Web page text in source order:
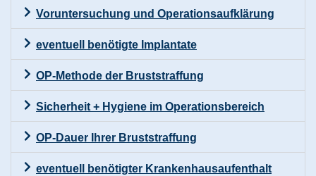
Voruntersuchung und Operationsaufklärung
eventuell benötigte Implantate
OP-Methode der Bruststraffung
Sicherheit + Hygiene im Operationsbereich
OP-Dauer Ihrer Bruststraffung
eventuell benötigter Krankenhausaufenthalt